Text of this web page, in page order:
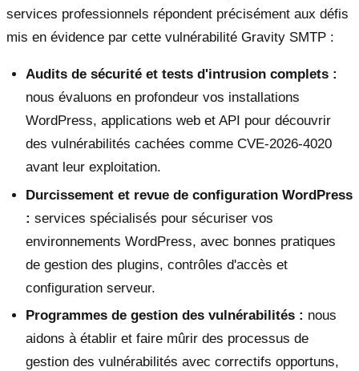
services professionnels répondent précisément aux défis
mis en évidence par cette vulnérabilité Gravity SMTP :
Audits de sécurité et tests d'intrusion complets :
nous évaluons en profondeur vos installations
WordPress, applications web et API pour découvrir
des vulnérabilités cachées comme CVE-2026-4020
avant leur exploitation.
Durcissement et revue de configuration WordPress
: services spécialisés pour sécuriser vos
environnements WordPress, avec bonnes pratiques
de gestion des plugins, contrôles d'accès et
configuration serveur.
Programmes de gestion des vulnérabilités : nous
aidons à établir et faire mûrir des processus de
gestion des vulnérabilités avec correctifs opportuns,